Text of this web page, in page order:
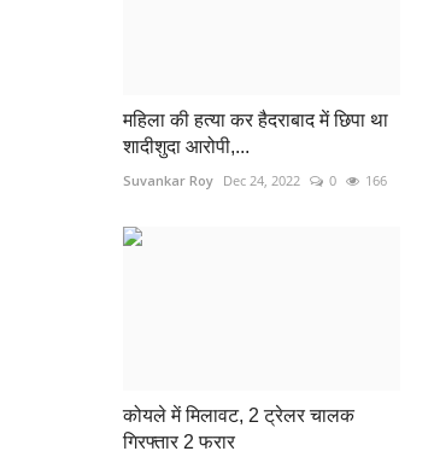
महिला की हत्या कर हैदराबाद में छिपा था
शादीशुदा आरोपी,...
Suvankar Roy Dec 24, 2022 0 166
कोयले में मिलावट, 2 ट्रेलर चालक
गिरफ्तार 2 फरार
कवर्धा